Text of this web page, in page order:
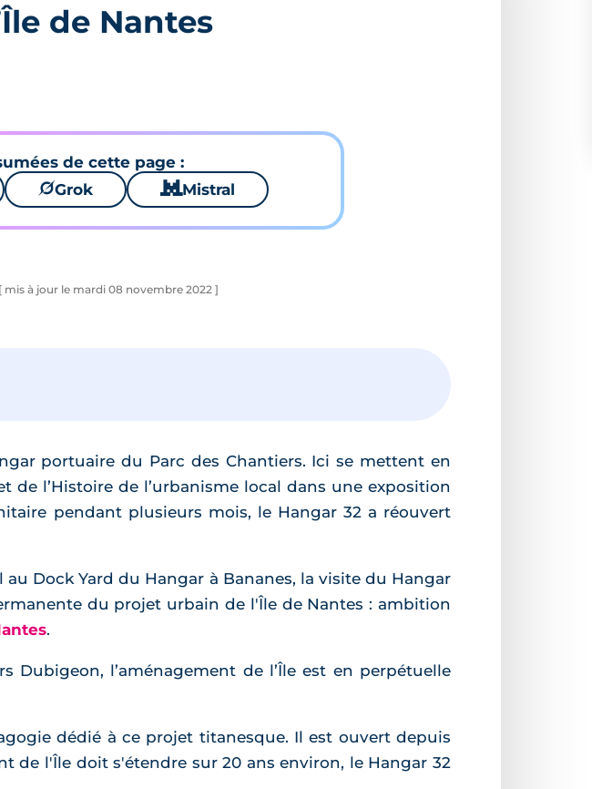
de Nantes
de cette page :
🪐Grok 🐱 Mistral
[ mis à jour le mardi 08 novembre 2022 ]
portuaire du Parc des Chantiers. Ici se mettent en
de l’Histoire de l’urbanisme local dans une exposition
pendant plusieurs mois, le Hangar 32 a réouvert
Dock Yard du Hangar à Bananes, la visite du Hangar
du projet urbain de l'Île de Nantes : ambition
.
l’aménagement de l’Île est en perpétuelle
dédié à ce projet titanesque. Il est ouvert depuis
de l'Île doit s'étendre sur 20 ans environ, le Hangar 32